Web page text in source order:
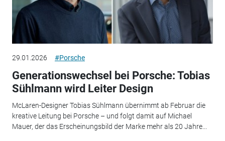
29.01.2026 #Porsche
Generationswechsel bei Porsche: Tobias
Sühlmann wird Leiter Design
McLaren-Designer Tobias Sühlmann übernimmt ab Februar die
kreative Leitung bei Porsche – und folgt damit auf Michael
Mauer, der das Erscheinungsbild der Marke mehr als 20 Jahre...